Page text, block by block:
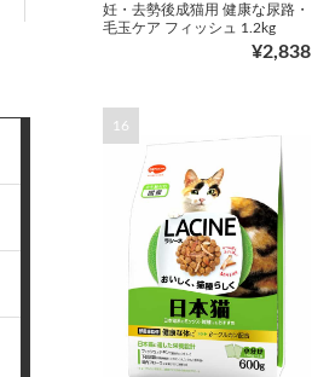
妊・去勢後成猫用 健康な尿路・
毛玉ケア フィッシュ 1.2kg
¥2,838
16